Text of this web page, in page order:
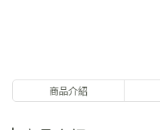
商品介紹